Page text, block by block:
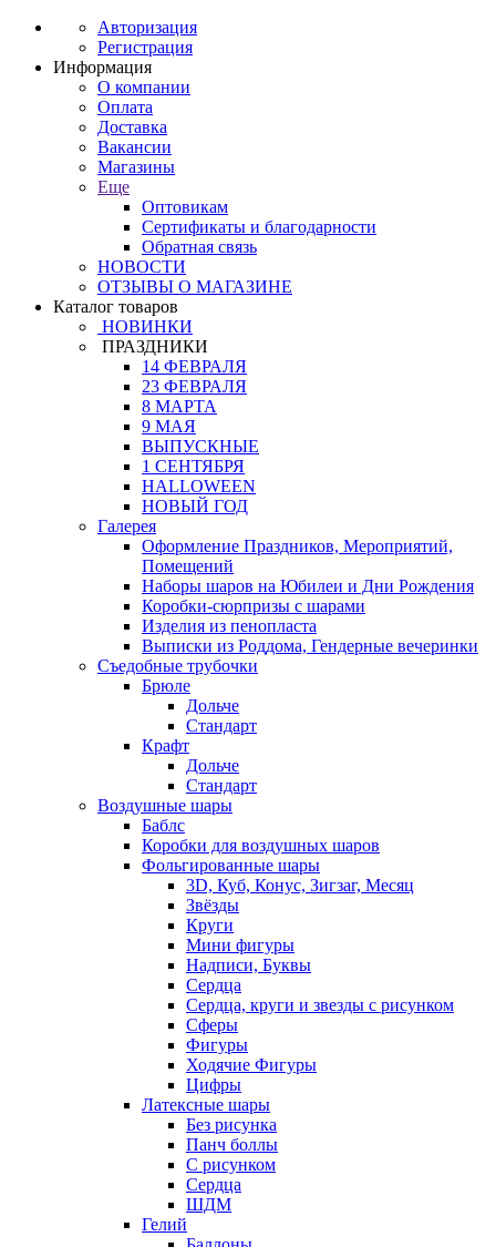
Авторизация
Регистрация
Информация
О компании
Оплата
Доставка
Вакансии
Магазины
Еще
Оптовикам
Сертификаты и благодарности
Обратная связь
НОВОСТИ
ОТЗЫВЫ О МАГАЗИНЕ
Каталог товаров
НОВИНКИ
ПРАЗДНИКИ
14 ФЕВРАЛЯ
23 ФЕВРАЛЯ
8 МАРТА
9 МАЯ
ВЫПУСКНЫЕ
1 СЕНТЯБРЯ
HALLOWEEN
НОВЫЙ ГОД
Галерея
Оформление Праздников, Мероприятий,
Помещений
Наборы шаров на Юбилеи и Дни Рождения
Коробки-сюрпризы с шарами
Изделия из пенопласта
Выписки из Роддома, Гендерные вечеринки
Съедобные трубочки
Брюле
Дольче
Стандарт
Крафт
Дольче
Стандарт
Воздушные шары
Баблс
Коробки для воздушных шаров
Фольгированные шары
3D, Куб, Конус, Зигзаг, Месяц
Звёзды
Круги
Мини фигуры
Надписи, Буквы
Сердца
Сердца, круги и звезды с рисунком
Сферы
Фигуры
Ходячие Фигуры
Цифры
Латексные шары
Без рисунка
Панч боллы
С рисунком
Сердца
ШДМ
Гелий